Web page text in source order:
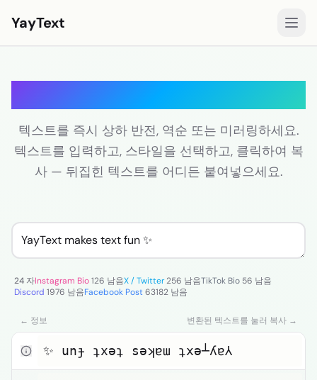
YayText
Instagram 글꼴
Facebook 글꼴
TikTok 글꼴
굵은 텍스트
에스테틱 텍스트
작은 글자
Toggle theme
텍스트를 즉시 상하 반전, 역순 또는 미러링하세요.
텍스트를 입력하고, 스타일을 선택하고, 클릭하여 복
사 — 뒤집힌 텍스트를 어디든 붙여넣으세요.
24 자Instagram Bio126 남음X / Twitter256 남음TikTok Bio 56 남음
Discord 1976 남음Facebook Post63182 남음
← 정보 변환된 텍스트를 눌러 복사 →
✨ unɟ ʇxǝʇ sǝʞɐɯ ʇxǝ┴ʎɐ⅄